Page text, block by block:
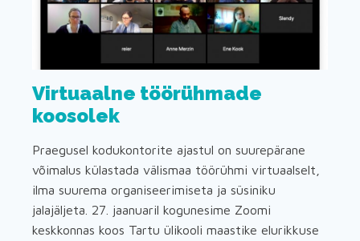
Virtuaalne töörühmade
koosolek
Praegusel kodukontorite ajastul on suurepärane
võimalus külastada välismaa töörühmi virtuaalselt,
ilma suurema organiseerimiseta ja süsiniku
jalajäljeta. 27. jaanuaril kogunesime Zoomi
keskkonnas koos Tartu ülikooli maastike elurikkuse